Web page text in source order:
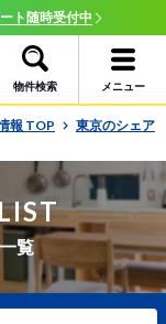
ト随時受付中
物件検索 メニュー
報 TOP
東京のシェア
覧